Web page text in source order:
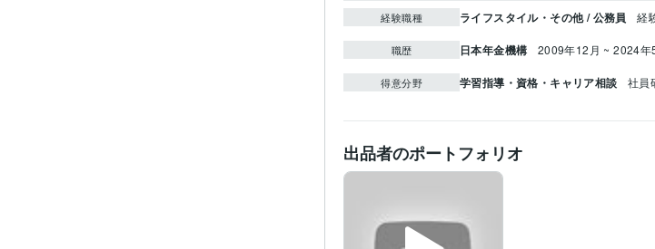
経験職種 ライフスタイル・その他 / 公務員 経
職歴 日本年金機構 2009年12月 ~ 2024年
得意分野 学習指導・資格・キャリア相談 社員
出品者のポートフォリオ